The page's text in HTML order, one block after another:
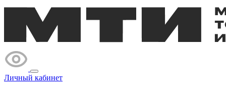
Личный кабинет